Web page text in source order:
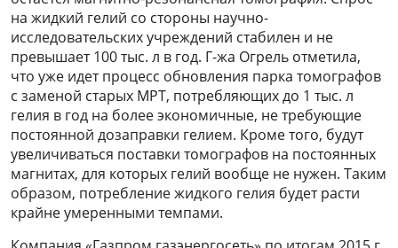
на жидкий гелий со стороны научно-
исследовательских учреждений стабилен и не
превышает 100 тыс. л в год. Г-жа Огрель отметила,
что уже идет процесс обновления парка томографов
с заменой старых МРТ, потребляющих до 1 тыс. л
гелия в год на более экономичные, не требующие
постоянной дозаправки гелием. Кроме того, будут
увеличиваться поставки томографов на постоянных
магнитах, для которых гелий вообще не нужен. Таким
образом, потребление жидкого гелия будет расти
крайне умеренными темпами.